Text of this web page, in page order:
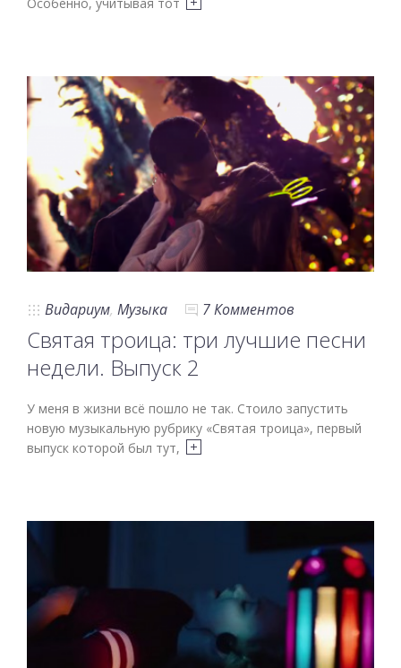
Видариум, Музыка 7 Комментов
Святая троица: три лучшие песни
недели. Выпуск 2
У меня в жизни всё пошло не так. Стоило запустить
новую музыкальную рубрику «Святая троица», первый
выпуск которой был тут,